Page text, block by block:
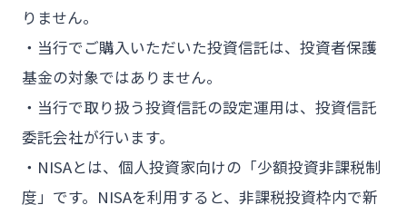
りません。
・当行でご購入いただいた投資信託は、投資者保護
基金の対象ではありません。
・当行で取り扱う投資信託の設定運用は、投資信託
委託会社が行います。
・NISAとは、個人投資家向けの「少額投資非課税制
度」です。NISAを利用すると、非課税投資枠内で新